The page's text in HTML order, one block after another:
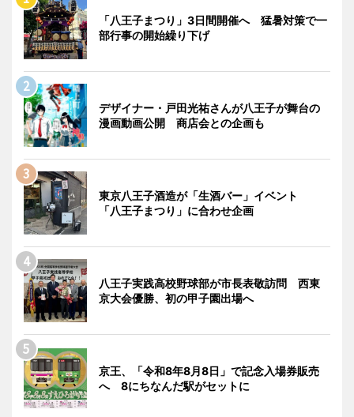
「八王子まつり」3日間開催へ 猛暑対策で一
部行事の開始繰り下げ
デザイナー・戸田光祐さんが八王子が舞台の
漫画動画公開 商店会との企画も
東京八王子酒造が「生酒バー」イベント
「八王子まつり」に合わせ企画
八王子実践高校野球部が市長表敬訪問 西東
京大会優勝、初の甲子園出場へ
京王、「令和8年8月8日」で記念入場券販売
へ 8にちなんだ駅がセットに